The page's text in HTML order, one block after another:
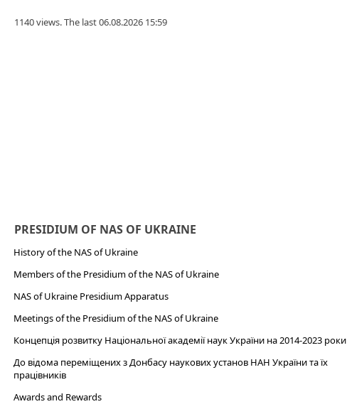
1140 views. The last 06.08.2026 15:59
PRESIDIUM OF NAS OF UKRAINE
History of the NAS of Ukraine
Members of the Presidium of the NAS of Ukraine
NAS of Ukraine Presidium Apparatus​
Meetings of the Presidium of the NAS of Ukraine
Концепція розвитку Національної академії наук України на 2014-2023 роки
До відома переміщених з Донбасу наукових установ НАН України та їх
працівників
Awards and Rewards